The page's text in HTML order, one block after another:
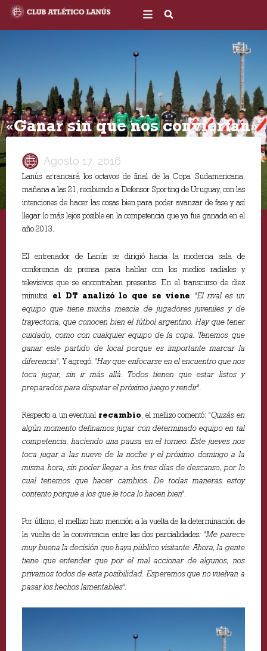
contenido
«Ganar sin que nos conviertan»
Agosto 17, 2016
Lanús arrancará los octavos de final de la Copa Sudamericana,
mañana a las 21, recibiendo a Defensor Sporting de Uruguay, con las
intenciones de hacer las cosas bien para poder avanzar de fase y así
llegar lo más lejos posible en la competencia que ya fue ganada en el
año 2013.
El entrenador de Lanús se dirigió hacia la moderna sala de
conferencia de prensa para hablar con los medios radiales y
televisivos que se encontraban presentes. En el transcurso de diez
minutos, el DT analizó lo que se viene:"El rival es un
equipo que tiene mucha mezcla de jugadores juveniles y de
trayectoria, que conocen bien el fútbol argentino. Hay que tener
cuidado, como con cualquier equipo de la copa. Tenemos que
ganar este partido de local porque es importante marcar la
diferencia".Y agregó:"Hay que enfocarse en el encuentro que nos
toca jugar, sin ir más allá. Todos tienen que estar listos y
preparados para disputar el próximo juego y rendir".
Respecto a un eventual recambio, el mellizo comentó: "Quizás en
algún momento definamos jugar con determinado equipo en tal
competencia, haciendo una pausa en el torneo. Este jueves nos
toca jugar a las nueve de la noche y el próximo domingo a la
misma hora, sin poder llegar a los tres días de descanso, por lo
cual tenemos que hacer cambios. De todas maneras estoy
contento porque a los que le toca lo hacen bien".
Por útlimo, el mellizo hizo mención a la vuelta de la determinación de
la vuelta de la convivencia entre las dos parcialidades: "Me parece
muy buena la decisión que haya público visitante. Ahora, la gente
tiene que entender que por el mal accionar de algunos, nos
privamos todos de esta posibilidad. Esperemos que no vuelvan a
pasar los hechos lamentables".